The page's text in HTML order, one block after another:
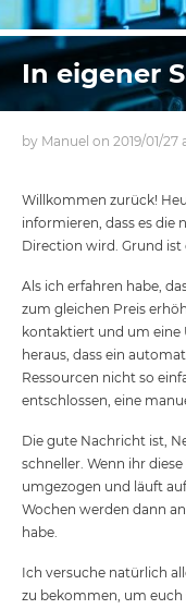
In eigener
by Manuel on 2019/01/27
Willkommen zurück!
informieren, dass es die
Direction wird. Grund ist
Als ich erfahren habe,
zum gleichen Preis
kontaktiert und um eine
heraus, dass ein
Ressourcen nicht so
entschlossen, eine
Die gute Nachricht ist,
schneller. Wenn ihr
umgezogen und läuft
Wochen werden dann
habe.
Ich versuche natürlich
zu bekommen, um